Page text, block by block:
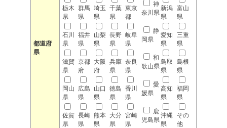
都道府
県
栃木
県
群馬
県
埼玉
県
千葉
県
東京
都
神
奈川県
新潟
県
富山
県
石川
県
福井
県
山梨
県
長野
県
岐阜
県
静
岡県
愛知
県
三重
県
滋賀
県
京都
府
大阪
府
兵庫
県
奈良
県
和
歌山県
鳥取
県
島根
県
岡山
県
広島
県
山口
県
徳島
県
香川
県
愛
媛県
高知
県
福岡
県
佐賀
県
長崎
県
熊本
県
大分
県
宮崎
県
鹿
児島県
沖縄
県
その
他